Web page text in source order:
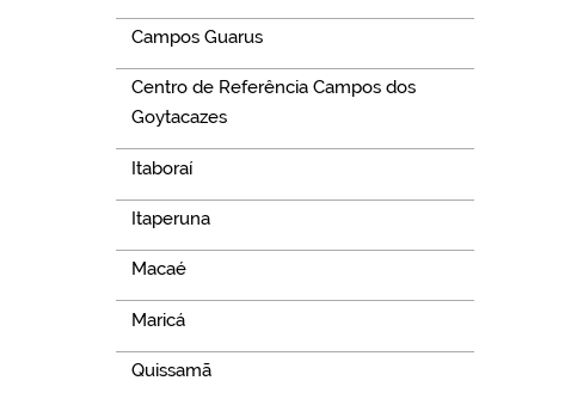
Campos Guarus
Centro de Referência Campos dos
Goytacazes
Itaboraí
Itaperuna
Macaé
Maricá
Quissamã